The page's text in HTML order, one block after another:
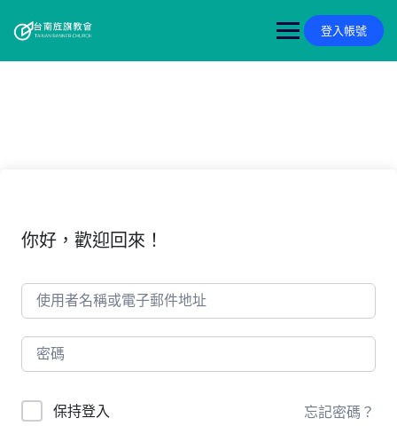
content
登入帳號
你好，歡迎回來！
保持登入 忘記密碼？